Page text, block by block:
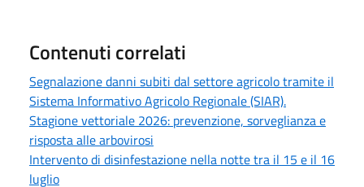
Contenuti correlati
Segnalazione danni subiti dal settore agricolo tramite il
Sistema Informativo Agricolo Regionale (SIAR).
Stagione vettoriale 2026: prevenzione, sorveglianza e
risposta alle arbovirosi
Intervento di disinfestazione nella notte tra il 15 e il 16
luglio